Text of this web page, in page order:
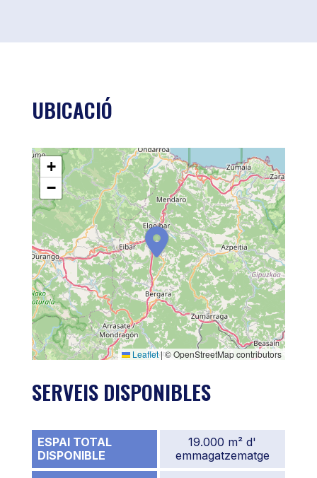
UBICACIÓ
+
−
Leaflet|© OpenStreetMap contributors
SERVEIS DISPONIBLES
ESPAI TOTAL
DISPONIBLE
19.000 m² d'
emmagatzematge